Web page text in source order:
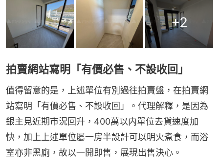
+2
拍賣網站寫明「有價必售、不設收回」
值得留意的是，上述單位有別過往拍賣盤，在拍賣網
站寫明「有價必售、不設收回」。代理解釋，是因為
銀主見近期市況回升，400萬以内單位去貨速度加
快，加上上述單位屬一房半設計可以明火煮食，而浴
室亦非黑廁，故以一開即售，展現出售決心。